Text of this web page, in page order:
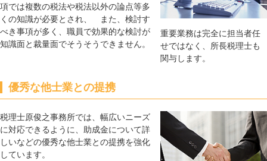
重要業務は完全に担当者任
せではなく、所長税理士も
関与します。
項では複数の税法や税法以外の論点等多
くの知識が必要とされ、 また、検討す
べき事項が多く、職員で効果的な検討が
知識面と裁量面でそうそうできません。
優秀な他士業との提携
税理士原俊之事務所では、幅広いニーズ
に対応できるように、助成金について詳
しいなどの優秀な他士業との提携を強化
しています。